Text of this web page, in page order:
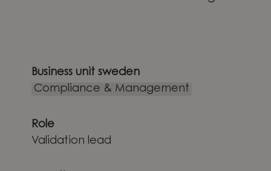
Business unit sweden
Compliance & Management
Role
Validation lead